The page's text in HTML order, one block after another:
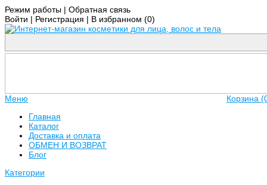
Режим работы | Обратная связь
Войти | Регистрация | В избранном (0)
Корзина
Меню
Главная
Каталог
Доставка и оплата
ОБМЕН И ВОЗВРАТ
Блог
Категории